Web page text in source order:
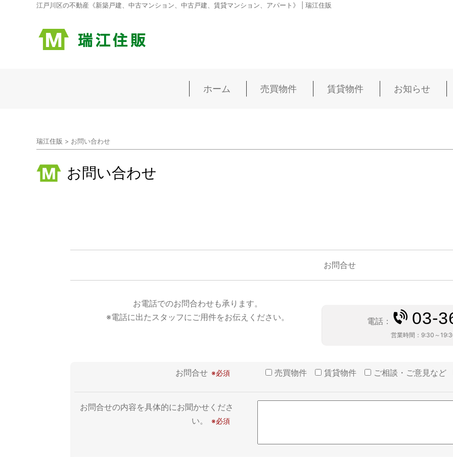
江戸川区の不動産《新築戸建、中古マンション、中古戸建、賃貸マンション、アパート》 | 瑞江住販
ホーム 売買物件 賃貸物件 お知らせ
瑞江住販 > お問い合わせ
お問い合わせ
お問合せ
お電話でのお問合わせも承ります。
※電話に出たスタッフにご用件をお伝えください。
電話： 03-
営業時間： 9:30～
お問合せ 売買物件 賃貸物件 ご相談・ご意見など
お問合せの内容を具体的にお聞かせくださ
い。